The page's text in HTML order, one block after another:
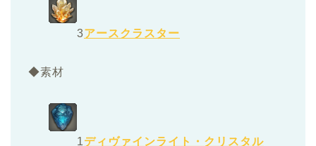
3アースクラスター
◆素材
1ディヴァインライト・クリスタル